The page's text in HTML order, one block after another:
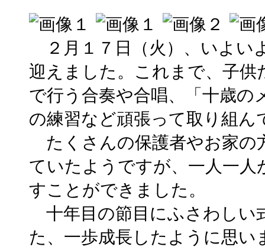
２月１７日（火）、いよい
迎えました。これまで、子
で行う合奏や合唱、「十歳の
の練習など頑張って取り組ん
たくさんの保護者やお家の
ていたようですが、一人一人
すことができました。
十年目の節目にふさわしい
た、一歩成長したように思い